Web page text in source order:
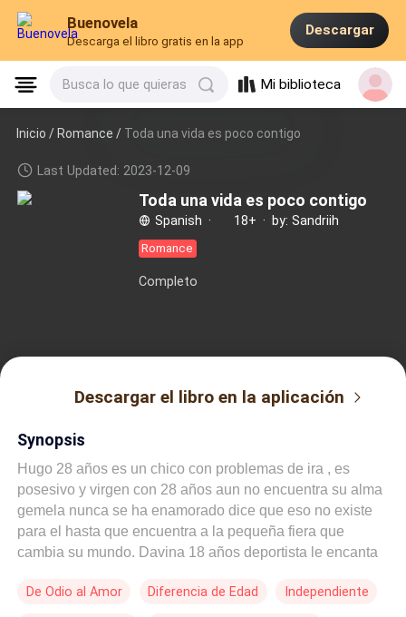
Buenovela
Descarga el libro gratis en la app
Descargar
Busca lo que quieras Mi biblioteca
Inicio /Romance / Toda una vida es poco contigo
Last Updated: 2023-12-09
Toda una vida es poco contigo
Spanish · 18+ · by: Sandriih
Romance
Completo
Descargar el libro en la aplicación
Synopsis
Hugo 28 años es un chico con problemas de ira , es
posesivo y virgen con 28 años aun no encuentra su alma
gemela nunca se ha enamorado dice que eso no existe
para el hasta que encuentra a la pequeña fiera que
cambia su mundo. Davina 18 años deportista le encanta
boxeo y lo que mas le apasiona los coches y las motos
De Odio al Amor Diferencia de Edad Independiente